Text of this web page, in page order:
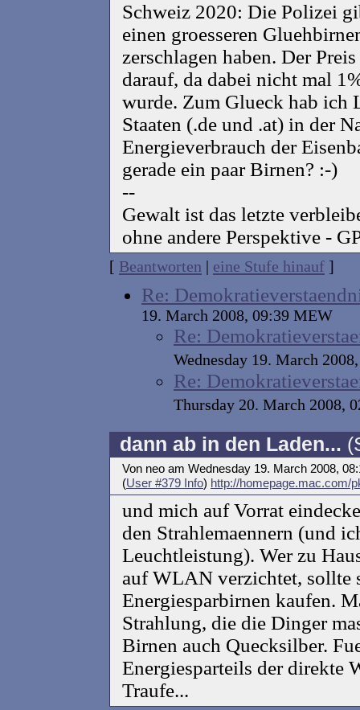
Schweiz 2020: Die Polizei
einen groesseren
zerschlagen haben. Der
darauf, da dabei nicht mal
wurde. Zum Glueck hab ich
Staaten (.de und .at) in der
Energieverbrauch der
gerade ein paar Birnen? :-)
--
Gewalt ist das letzte
ohne andere Perspektive -
[ Beantworten | eine Stufe hinauf ]
Re:
19. March 2008, 09:39 MEW
Re:
Wednesday 19. March
Re:
Thursday 20. March 2008,
dann ab in den Laden...
Von neo am Wednesday 19. March 2008,
(User #379 Info) http://homepage.mac.com/
und mich auf Vorrat
den Strahlemaennern (und
Leuchtleistung). Wer zu
auf WLAN verzichtet, sollte
Energiesparbirnen kaufen.
Strahlung, die die Dinger
Birnen auch Quecksilber.
Energiesparteils der direkte
Traufe...